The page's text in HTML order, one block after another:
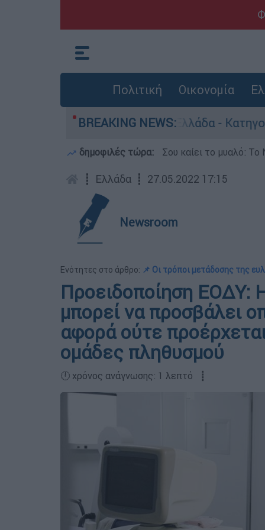
Πολιτική Οικονομία
BREAKING NEWS:
στην Ελλάδα - Κατηγορείται
δημοφιλές τώρα: Σου καίει το μυαλό:
┋ Ελλάδα ┋ 27.05.2022 17:15
Newsroom
Ενότητες στο άρθρο: 📌 Οι τρόποι μετάδοσης της
Προειδοποίηση ΕΟΔΥ:
μπορεί να προσβάλει
αφορά ούτε
ομάδες πληθυσμού
🕛 χρόνος ανάγνωσης: 1 λεπτό ┋